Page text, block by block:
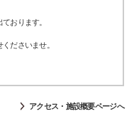
おります。
ださいませ。
アクセス・施設概要ページへ